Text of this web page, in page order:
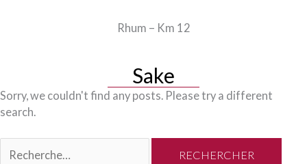
Rhum – Km 12
Sake
Sorry, we couldn't find any posts. Please try a different
search.